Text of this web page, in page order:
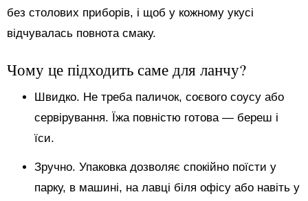
без столових приборів, і щоб у кожному укусі
відчувалась повнота смаку.
Чому це підходить саме для ланчу?
Швидко. Не треба паличок, соєвого соусу або
сервірування. Їжа повністю готова — береш і
їси.
Зручно. Упаковка дозволяє спокійно поїсти у
парку, в машині, на лавці біля офісу або навіть у